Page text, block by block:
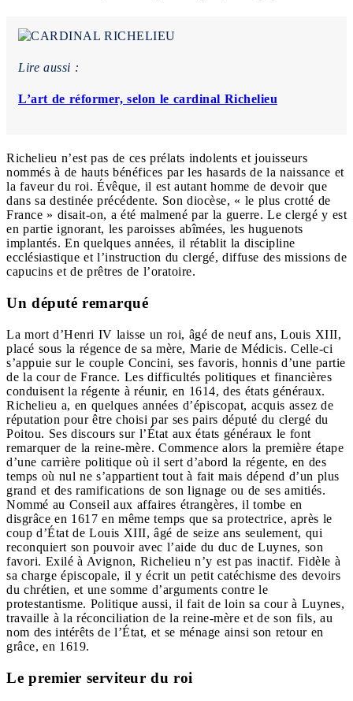
Lire aussi :
L’art de réformer, selon le cardinal Richelieu
Richelieu n’est pas de ces prélats indolents et jouisseurs
nommés à de hauts bénéfices par les hasards de la naissance et
la faveur du roi. Évêque, il est autant homme de devoir que
dans sa destinée précédente. Son diocèse, « le plus crotté de
France » disait-on, a été malmené par la guerre. Le clergé y est
en partie ignorant, les paroisses abîmées, les huguenots
implantés. En quelques années, il rétablit la discipline
ecclésiastique et l’instruction du clergé, diffuse des missions de
capucins et de prêtres de l’oratoire.
Un député remarqué
La mort d’Henri IV laisse un roi, âgé de neuf ans, Louis XIII,
placé sous la régence de sa mère, Marie de Médicis. Celle-ci
s’appuie sur le couple Concini, ses favoris, honnis d’une partie
de la cour de France. Les difficultés politiques et financières
conduisent la régente à réunir, en 1614, des états généraux.
Richelieu a, en quelques années d’épiscopat, acquis assez de
réputation pour être choisi par ses pairs député du clergé du
Poitou. Ses discours sur l’État aux états généraux le font
remarquer de la reine-mère. Commence alors la première étape
d’une carrière politique où il sert d’abord la régente, en des
temps où nul ne s’appartient tout à fait mais dépend d’un plus
grand et des ramifications de son lignage ou de ses amitiés.
Nommé au Conseil aux affaires étrangères, il tombe en
disgrâce en 1617 en même temps que sa protectrice, après le
coup d’État de Louis XIII, âgé de seize ans seulement, qui
reconquiert son pouvoir avec l’aide du duc de Luynes, son
favori. Exilé à Avignon, Richelieu n’y est pas inactif. Fidèle à
sa charge épiscopale, il y écrit un petit catéchisme des devoirs
du chrétien, et une somme d’arguments contre le
protestantisme. Politique aussi, il fait de loin sa cour à Luynes,
travaille à la réconciliation de la reine-mère et de son fils, au
nom des intérêts de l’État, et se ménage ainsi son retour en
grâce, en 1619.
Le premier serviteur du roi